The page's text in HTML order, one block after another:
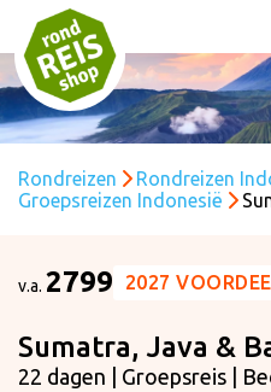
Rondreizen
Rondreizen
Groepsreizen Indonesië
v.a. 2799 2027
Sumatra, Java &
22 dagen | Groepsreis |